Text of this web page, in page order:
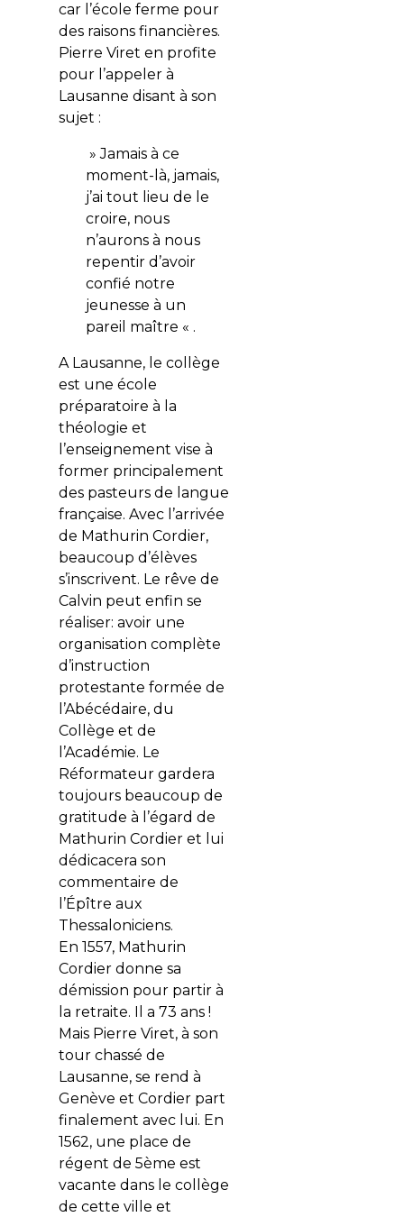
car l’école ferme pour
des raisons financières.
Pierre Viret en profite
pour l’appeler à
Lausanne disant à son
sujet :
» Jamais à ce
moment-là, jamais,
j’ai tout lieu de le
croire, nous
n’aurons à nous
repentir d’avoir
confié notre
jeunesse à un
pareil maître « .
A Lausanne, le collège
est une école
préparatoire à la
théologie et
l’enseignement vise à
former principalement
des pasteurs de langue
française. Avec l’arrivée
de Mathurin Cordier,
beaucoup d’élèves
s’inscrivent. Le rêve de
Calvin peut enfin se
réaliser: avoir une
organisation complète
d’instruction
protestante formée de
l’Abécédaire, du
Collège et de
l’Académie. Le
Réformateur gardera
toujours beaucoup de
gratitude à l’égard de
Mathurin Cordier et lui
dédicacera son
commentaire de
l’Épître aux
Thessaloniciens.
En 1557, Mathurin
Cordier donne sa
démission pour partir à
la retraite. Il a 73 ans !
Mais Pierre Viret, à son
tour chassé de
Lausanne, se rend à
Genève et Cordier part
finalement avec lui. En
1562, une place de
régent de 5ème est
vacante dans le collège
de cette ville et